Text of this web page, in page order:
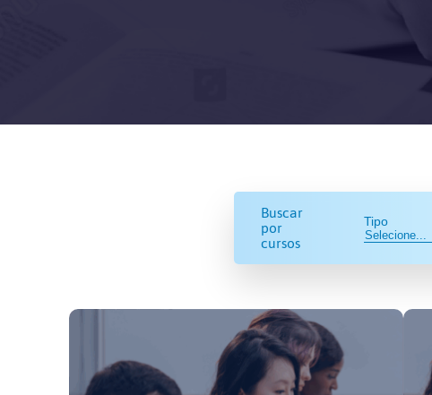
Buscar
por
cursos
Tipo